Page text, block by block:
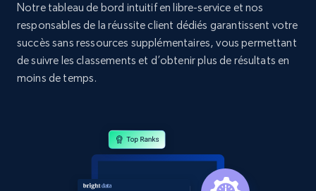
Home Depot US - Discover products by
specified UPC
URL, Domain, Country code, Model number,
Sku, Product id, Product name, Manufacturer,
355+
Notre tableau de bord intuitif en libre-service et nos
responsables de la réussite client dédiés garantissent votre
succès sans ressources supplémentaires, vous permettant
de suivre les classements et d’obtenir plus de résultats en
moins de temps.